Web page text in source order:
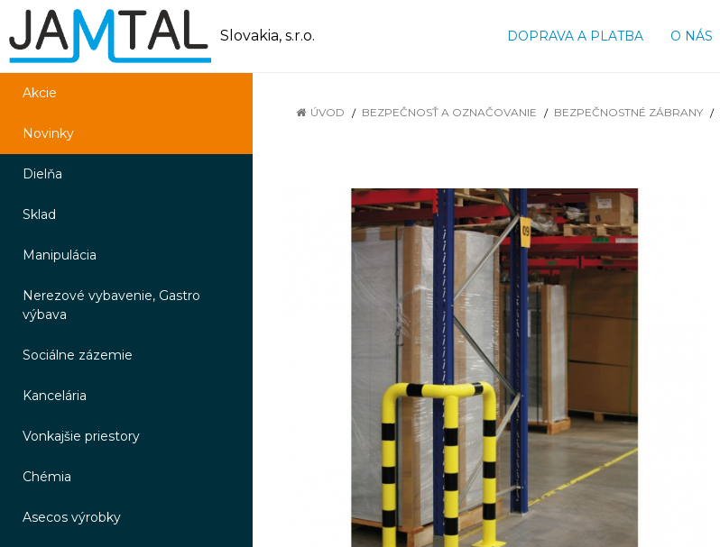
Slovakia, s.r.o. DOPRAVA A PLATBA O NÁS
Akcie
Novinky
Dielňa
Sklad
Manipulácia
Nerezové vybavenie, Gastro
výbava
Sociálne zázemie
Kancelária
Vonkajšie priestory
Chémia
Asecos výrobky
ÚVOD BEZPEČNOSŤ A OZNAČOVANIE BEZPEČNOSTNÉ ZÁBRANY